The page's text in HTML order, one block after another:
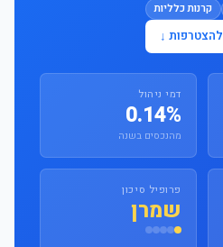
קרנות כלליות
להצטרפות ↓
דמי ניהול
0.14%
מהנכסים בשנה
פרופיל סיכון
שמרן